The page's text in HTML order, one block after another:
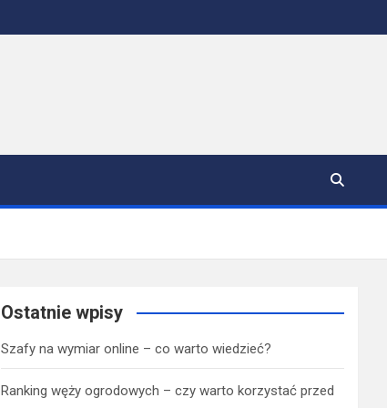
Ostatnie wpisy
Szafy na wymiar online – co warto wiedzieć?
Ranking węży ogrodowych – czy warto korzystać przed